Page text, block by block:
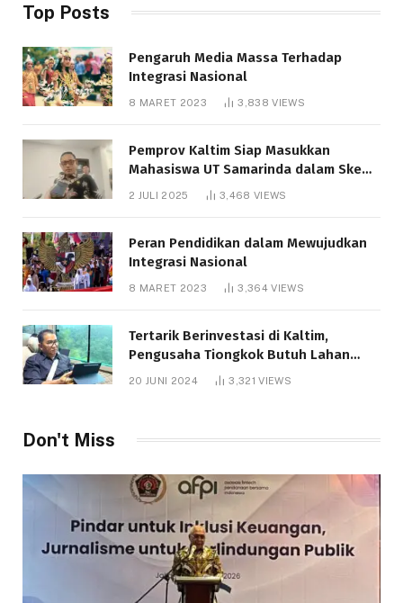
Top Posts
Pengaruh Media Massa Terhadap
Integrasi Nasional
8 MARET 2023 3,838VIEWS
Pemprov Kaltim Siap Masukkan
Mahasiswa UT Samarinda dalam Skema
Bantuan Pendidikan Gratispol
2 JULI 2025 3,468 VIEWS
Peran Pendidikan dalam Mewujudkan
Integrasi Nasional
8 MARET 2023 3,364VIEWS
Tertarik Berinvestasi di Kaltim,
Pengusaha Tiongkok Butuh Lahan
1.000 Hektare
20 JUNI 2024 3,321VIEWS
Don't Miss